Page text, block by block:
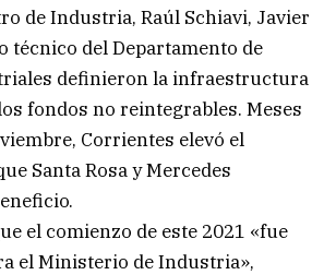
de Industria, Raúl Schiavi, Javier
técnico del Departamento de
definieron la infraestructura
fondos no reintegrables. Meses
Corrientes elevó el
Santa Rosa y Mercedes
el comienzo de este 2021 «fue
el Ministerio de Industria»,